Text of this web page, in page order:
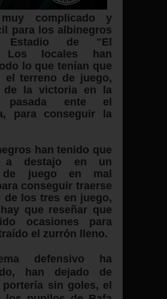
complicado y
para los albinegros
de "El
Los locales han
lo que tenían que
el terreno de juego,
de la victoria en la
pasada ente el
para conseguir la
han tenido que
a destajo en un
de juego en mal
conseguir traerse
de los tres en juego,
que reseñar que
ocasiones para
el zurrón lleno.
defensivo ha
han dejado de
sin goles, el